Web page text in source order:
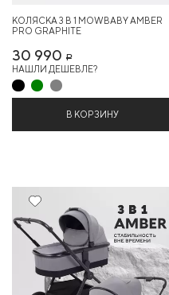
КОЛЯСКА 3 В 1 MOWBABY AMBER
PRO GRAPHITE
30 990 Р
НАШЛИ ДЕШЕВЛЕ?
В КОРЗИНУ
16%